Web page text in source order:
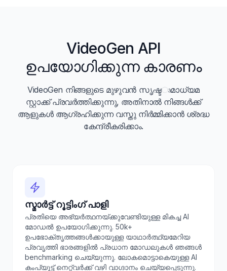
VideoGen API
ഉപയോഗിക്കുന്ന കാരണം
VideoGen നിങ്ങളുടെ മുഴുവൻ സൃഷ്ടෘമാധ്യമ
സ്റ്റാക്ക് പ്രവർത്തിക്കുന്നു, അതിനാൽ നിങ്ങൾക്ക്
ആളുകൾ ആഗ്രഹിക്കുന്ന വസ്തു നിർമ്മിക്കാൻ ശ്രദ്ധ
കേന്ദ്രീകരിക്കാം.
സ്മാർട്ട് റൂട്ടിംഗ് പാളി
പ്രതിയെ അഭ്യർത്ഥനയ്ക്കുവേണ്ടിയുള്ള മികച്ച AI
മോഡൽ ഉപയോഗിക്കുന്നു. 50k+
ഉപഭോക്തൃത്തങ്ങൾക്കായുള്ള യാഥാർത്ഥ്യമേറിയ
പ്രവൃത്തി ഭാരങ്ങളിൽ പ്രധാന മോഡലുകൾ ഞങ്ങൾ
benchmarking ചെയ്യുന്നു. ലോകമൊട്ടാകെയുള്ള AI
കംപ്യൂട്ട് നെറ്റ്വർക്ക് വഴി വാഗ്ദാനം ചെയ്യപ്പെടുന്നു.